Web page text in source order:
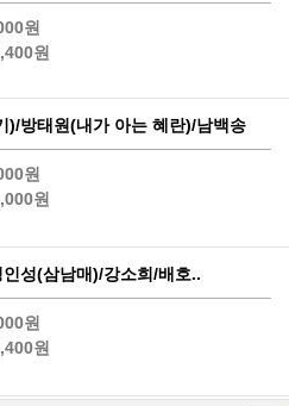
원
원
)/방태원(내가 아는 혜란)/남백송
원
원
성(삼남매)/강소희/배호..
원
원